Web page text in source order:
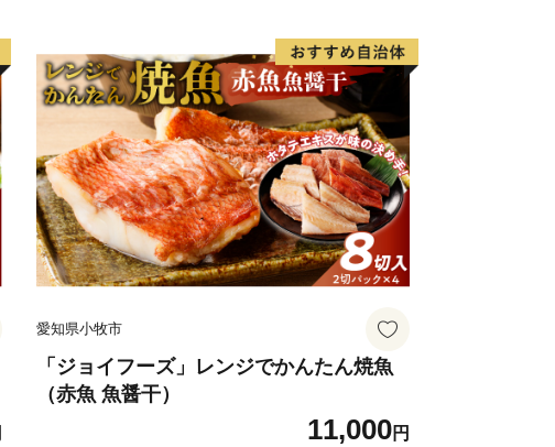
愛知県小牧市
「ジョイフーズ」レンジでかんたん焼魚
（赤魚 魚醤干）
11,000円